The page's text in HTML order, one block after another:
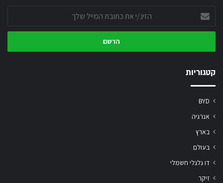
את
כתובת
שלך
קטגוריות
BYD
אנרגיה
בארץ
בעולם
דו גלגלי חשמלי
זיקר